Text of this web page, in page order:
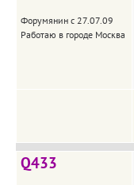
Форумянин с 27.07.09
Работаю в городе Москва
Q433